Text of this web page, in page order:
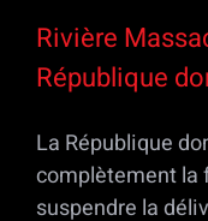
Rivière
République
La République
complètement la
suspendre la